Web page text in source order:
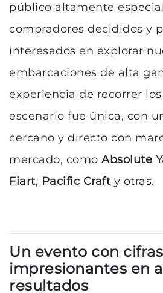
público altamente
compradores decididos y
interesados en explorar
embarcaciones de alta
experiencia de recorrer
escenario fue única, con
cercano y directo con
mercado, como Absolute
Fiart, Pacific Crafty otras.
Un evento con cifras
impresionantes en
resultados